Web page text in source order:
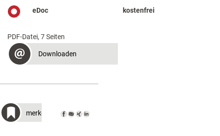
eDoc kostenfrei
PDF-Datei, 7 Seiten
Downloaden
merken